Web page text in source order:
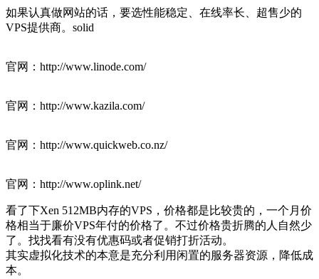
如果认真做网站的话，要选性能稳定、在线率长、超售少的
VPS提供商。solid
官网：http://www.linode.com/
官网：http://www.kazila.com/
官网：http://www.quickweb.co.nz/
官网：http://www.oplink.net/
看了下Xen 512MB内存的VPS，价格都是比较贵的，一个月价
格相当于廉价VPS年付的价格了。不过价格贵折腾的人自然少
了。找找看有没有优惠码或者促销打折活动。
其实虚拟化技术的本意是充分利用闲置的服务器资源，降低成
本。